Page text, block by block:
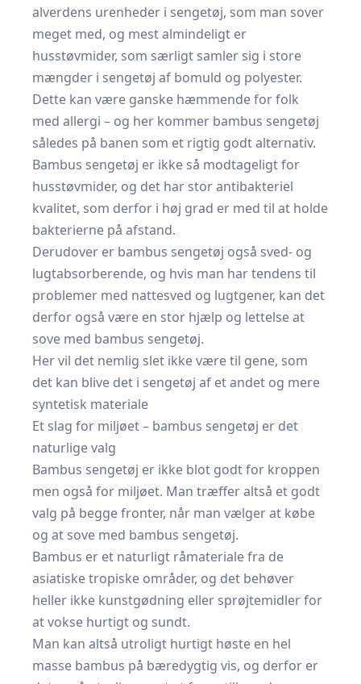
alverdens urenheder i sengetøj, som man sover
meget med, og mest almindeligt er
husstøvmider, som særligt samler sig i store
mængder i sengetøj af bomuld og polyester.
Dette kan være ganske hæmmende for folk
med allergi – og her kommer bambus sengetøj
således på banen som et rigtig godt alternativ.
Bambus sengetøj er ikke så modtageligt for
husstøvmider, og det har stor antibakteriel
kvalitet, som derfor i høj grad er med til at holde
bakterierne på afstand.
Derudover er bambus sengetøj også sved- og
lugtabsorberende, og hvis man har tendens til
problemer med nattesved og lugtgener, kan det
derfor også være en stor hjælp og lettelse at
sove med bambus sengetøj.
Her vil det nemlig slet ikke være til gene, som
det kan blive det i sengetøj af et andet og mere
syntetisk materiale
Et slag for miljøet – bambus sengetøj er det
naturlige valg
Bambus sengetøj er ikke blot godt for kroppen
men også for miljøet. Man træffer altså et godt
valg på begge fronter, når man vælger at købe
og at sove med bambus sengetøj.
Bambus er et naturligt råmateriale fra de
asiatiske tropiske områder, og det behøver
heller ikke kunstgødning eller sprøjtemidler for
at vokse hurtigt og sundt.
Man kan altså utroligt hurtigt høste en hel
masse bambus på bæredygtig vis, og derfor er